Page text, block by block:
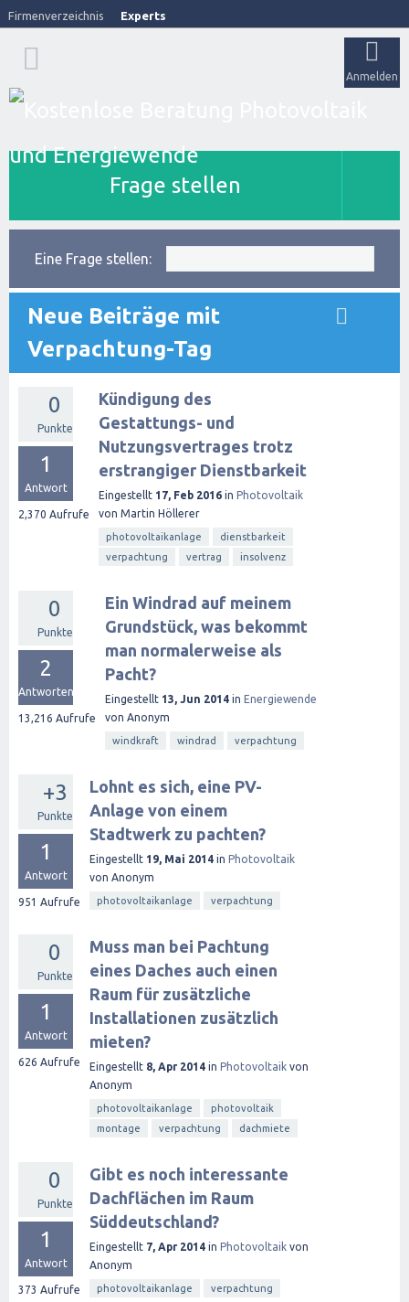
Firmenverzeichnis Experts
Anmelden
Frage stellen
Eine Frage stellen:
Neue Beiträge mit
Verpachtung-Tag
0
Punkte
1
Antwort
2,370 Aufrufe
Kündigung des
Gestattungs- und
Nutzungsvertrages trotz
erstrangiger Dienstbarkeit
Eingestellt 17, Feb 2016 in Photovoltaik
von Martin Höllerer
photovoltaikanlage
dienstbarkeit
verpachtung
vertrag insolvenz
0
Punkte
2
Antworten
13,216 Aufrufe
Ein Windrad auf meinem
Grundstück, was bekommt
man normalerweise als
Pacht?
Eingestellt 13, Jun 2014 in Energiewende
von Anonym
windkraft windrad verpachtung
+3
Punkte
1
Antwort
951 Aufrufe
Lohnt es sich, eine PV-
Anlage von einem
Stadtwerk zu pachten?
Eingestellt 19, Mai 2014 in Photovoltaik
von Anonym
photovoltaikanlage verpachtung
0
Punkte
1
Antwort
626 Aufrufe
Muss man bei Pachtung
eines Daches auch einen
Raum für zusätzliche
Installationen zusätzlich
mieten?
Eingestellt 8, Apr 2014 in Photovoltaik von
Anonym
photovoltaikanlage
photovoltaik
montage
verpachtung dachmiete
0
Punkte
1
Antwort
373 Aufrufe
Gibt es noch interessante
Dachflächen im Raum
Süddeutschland?
Eingestellt 7, Apr 2014 in Photovoltaik von
Anonym
photovoltaikanlage verpachtung